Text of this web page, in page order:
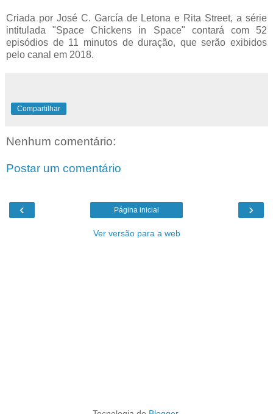
Criada por José C. García de Letona e Rita Street, a série
intitulada "Space Chickens in Space" contará com 52
episódios de 11 minutos de duração, que serão exibidos
pelo canal em 2018.
Compartilhar
Nenhum comentário:
Postar um comentário
‹ ›
Página inicial
Ver versão para a web